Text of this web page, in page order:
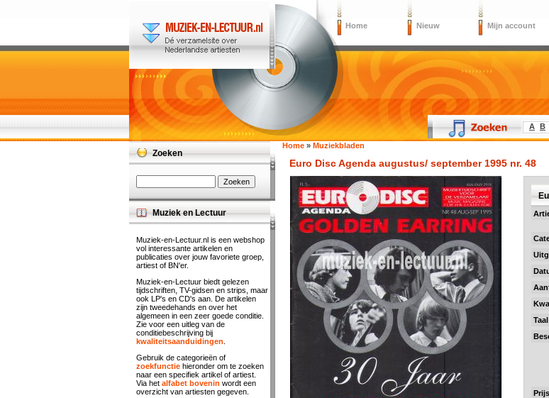
Home Nieuw Mijn account
A B
Home » Muziekbladen
Euro Disc Agenda augustus/ september 1995 nr. 48
Taal
Prijs
Zoeken
Muziek en Lectuur
Muziek-en-Lectuur.nl is een webshop
vol interessante artikelen en
publicaties over jouw favoriete groep,
artiest of BN'er.
Muziek-en-Lectuur biedt gelezen
tijdschriften, TV-gidsen en strips, maar
ook LP's en CD's aan. De artikelen
zijn tweedehands en over het
algemeen in een zeer goede conditie.
Zie voor een uitleg van de
conditiebeschrijving bij
kwaliteitsaanduidingen
Gebruik de categorieën of
zoekfunctie hieronder om te zoeken
naar een specifiek artikel of artiest.
Via het alfabet bovenin wordt een
overzicht van artiesten gegeven.